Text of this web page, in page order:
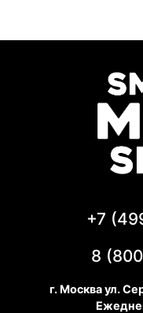
+7
8
г. Москва ул.